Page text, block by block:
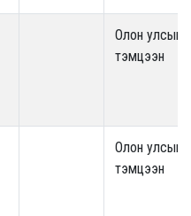
Олон улсын
тэмцээн
Олон улсын
тэмцээн